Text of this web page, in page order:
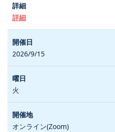
詳細
2026/9/15
火
オンライン(Zoom)